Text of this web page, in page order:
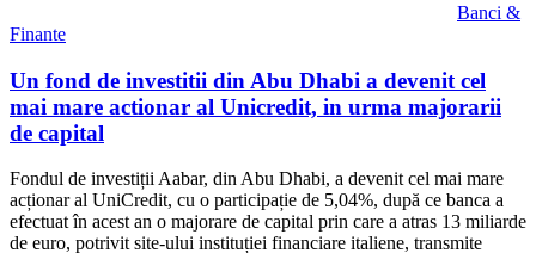
Banci &
Finante
Un fond de investitii din Abu Dhabi a devenit cel
mai mare actionar al Unicredit, in urma majorarii
de capital
Fondul de investiții Aabar, din Abu Dhabi, a devenit cel mai mare
acționar al UniCredit, cu o participație de 5,04%, după ce banca a
efectuat în acest an o majorare de capital prin care a atras 13 miliarde
de euro, potrivit site-ului instituției financiare italiene, transmite